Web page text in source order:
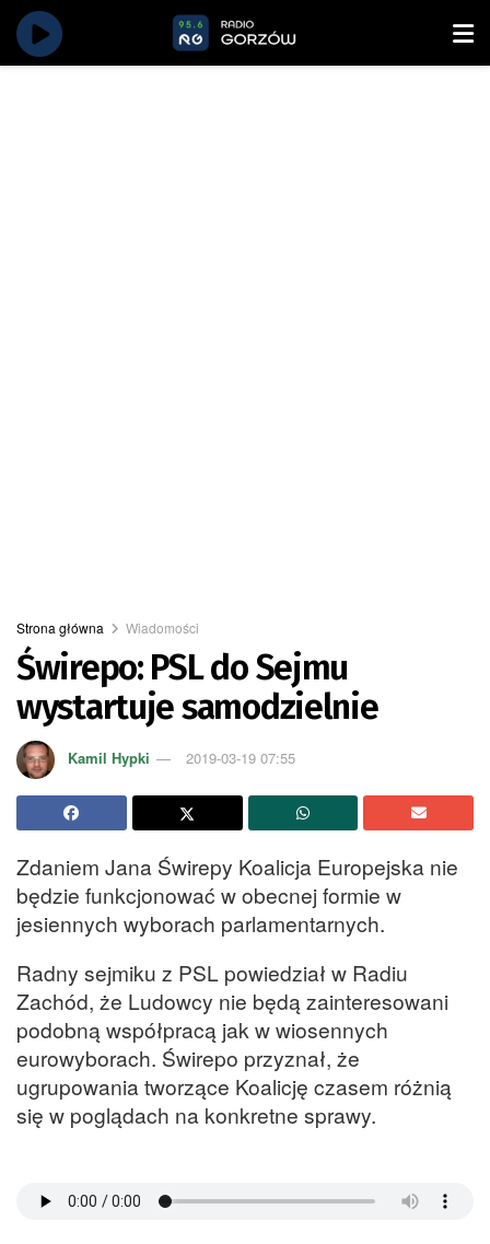
Strona główna Wiadomości
Świrepo: PSL do Sejmu
wystartuje samodzielnie
Kamil Hypki 2019-03-19 07:55
Zdaniem Jana Świrepy Koalicja Europejska nie
będzie funkcjonować w obecnej formie w
jesiennych wyborach parlamentarnych.
Radny sejmiku z PSL powiedział w Radiu
Zachód, że Ludowcy nie będą zainteresowani
podobną współpracą jak w wiosennych
eurowyborach. Świrepo przyznał, że
ugrupowania tworzące Koalicję czasem różnią
się w poglądach na konkretne sprawy.